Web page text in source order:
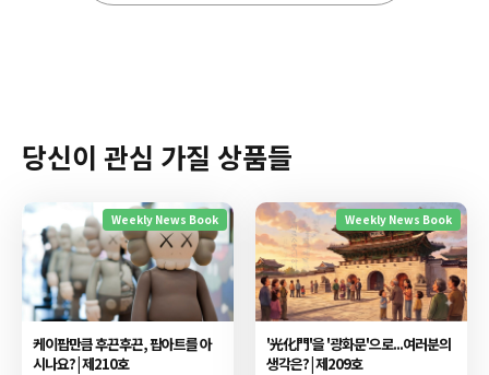
당신이 관심 가질 상품들
Weekly News Book
케이팝만큼 후끈후끈, 팝아트를 아
시나요? | 제210호
Weekly News Book
'光化門'을 '광화문'으로...여러분의
생각은? | 제209호